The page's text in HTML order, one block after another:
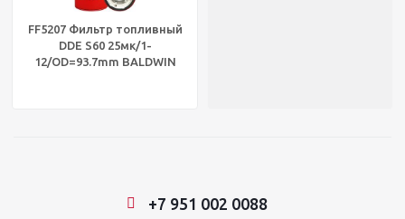
FF5207 Фильтр топливный
DDE S60 25мк/1-
12/OD=93.7mm BALDWIN
+7 951 002 0088